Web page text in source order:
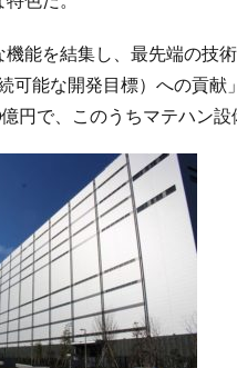
機能を結集し、最先端の技
可能な開発目標）への貢
円で、このうちマテハン設